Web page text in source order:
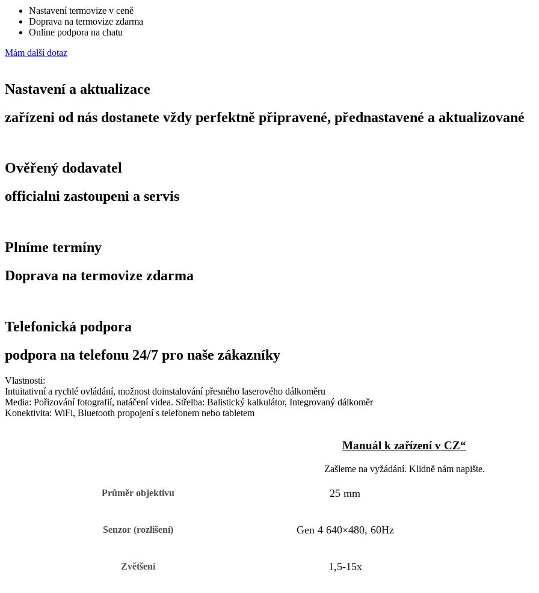
15x,
640x480
množství
Nastavení termovize v ceně
Doprava na termovize zdarma
Online podpora na chatu
Mám další dotaz
Nastavení a aktualizace
zařízeni od nás dostanete vždy perfektně připravené, přednastavené a aktualizované
Ověřený dodavatel
officialni zastoupeni a servis
Plníme termíny
Doprava na termovize zdarma
Telefonická podpora
podpora na telefonu 24/7 pro naše zákazníky
Vlastnosti:
Intuitativní a rychlé ovládání, možnost doinstalování přesného laserového dálkoměru
Media: Pořizování fotografií, natáčení videa. Střelba: Balistický kalkulátor, Integrovaný dálkoměr
Konektivita: WiFi, Bluetooth propojení s telefonem nebo tabletem
Manuál k zařízení v CZ“
Zašleme na vyžádání. Klidně nám napište.
Průměr objektivu 25 mm
Senzor (rozlišení) Gen 4 640×480, 60Hz
Zvětšení 1,5-15x